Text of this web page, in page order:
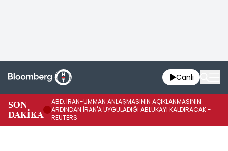
Canlı
SON
DAKİKA
ABD, İRAN-UMMAN ANLAŞMASININ AÇIKLANMASININ
ARDINDAN İRAN'A UYGULADIĞI ABLUKAYI KALDIRACAK -
REUTERS